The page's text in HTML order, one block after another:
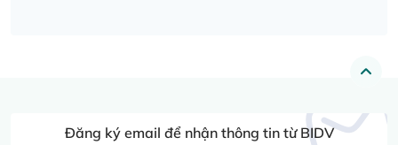
Đăng ký email để nhận thông tin từ BIDV